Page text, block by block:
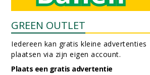
GREEN OUTLET
Iedereen kan gratis kleine advertenties
plaatsen via zijn eigen account.
Plaats een gratis advertentie